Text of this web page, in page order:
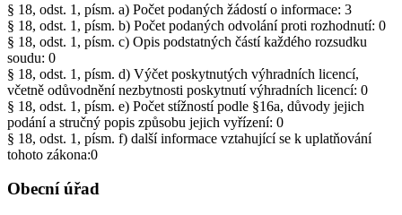
§ 18, odst. 1, písm. a) Počet podaných žádostí o informace: 3
§ 18, odst. 1, písm. b) Počet podaných odvolání proti rozhodnutí: 0
§ 18, odst. 1, písm. c) Opis podstatných částí každého rozsudku
soudu: 0
§ 18, odst. 1, písm. d) Výčet poskytnutých výhradních licencí,
včetně odůvodnění nezbytnosti poskytnutí výhradních licencí: 0
§ 18, odst. 1, písm. e) Počet stížností podle §16a, důvody jejich
podání a stručný popis způsobu jejich vyřízení: 0
§ 18, odst. 1, písm. f) další informace vztahující se k uplatňování
tohoto zákona:0
Obecní úřad